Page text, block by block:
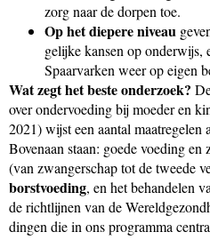
zorg naar de dorpen toe.
Op het diepere niveau
gelijke kansen op onderwijs,
Spaarvarken weer op eigen
Wat zegt het beste onderzoek?
over ondervoeding bij moeder en
2021) wijst een aantal maatregelen
Bovenaan staan: goede voeding en
(van zwangerschap tot de tweede
borstvoeding, en het behandelen
de richtlijnen van de
dingen die in ons programma